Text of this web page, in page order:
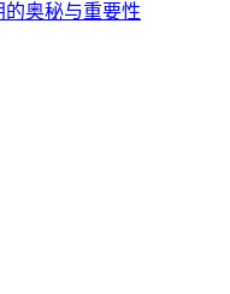
的奥秘与重要性